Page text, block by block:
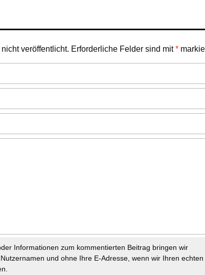
veröffentlicht. Erforderliche Felder sind mit*
Informationen zum kommentierten Beitrag bringen wir
und ohne Ihre E-Adresse, wenn wir Ihren echten